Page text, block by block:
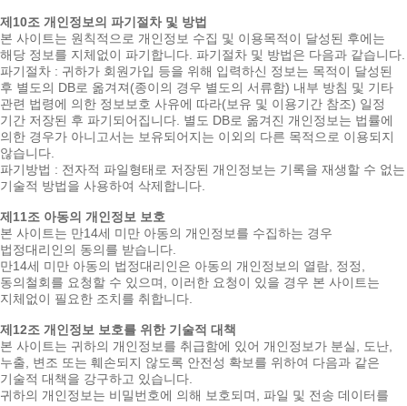
제10조 개인정보의 파기절차 및 방법
본 사이트는 원칙적으로 개인정보 수집 및 이용목적이 달성된 후에는
해당 정보를 지체없이 파기합니다. 파기절차 및 방법은 다음과 같습니다.
파기절차 : 귀하가 회원가입 등을 위해 입력하신 정보는 목적이 달성된
후 별도의 DB로 옮겨져(종이의 경우 별도의 서류함) 내부 방침 및 기타
관련 법령에 의한 정보보호 사유에 따라(보유 및 이용기간 참조) 일정
기간 저장된 후 파기되어집니다. 별도 DB로 옮겨진 개인정보는 법률에
의한 경우가 아니고서는 보유되어지는 이외의 다른 목적으로 이용되지
않습니다.
파기방법 : 전자적 파일형태로 저장된 개인정보는 기록을 재생할 수 없는
기술적 방법을 사용하여 삭제합니다.
제11조 아동의 개인정보 보호
본 사이트는 만14세 미만 아동의 개인정보를 수집하는 경우
법정대리인의 동의를 받습니다.
만14세 미만 아동의 법정대리인은 아동의 개인정보의 열람, 정정,
동의철회를 요청할 수 있으며, 이러한 요청이 있을 경우 본 사이트는
지체없이 필요한 조치를 취합니다.
제12조 개인정보 보호를 위한 기술적 대책
본 사이트는 귀하의 개인정보를 취급함에 있어 개인정보가 분실, 도난,
누출, 변조 또는 훼손되지 않도록 안전성 확보를 위하여 다음과 같은
기술적 대책을 강구하고 있습니다.
귀하의 개인정보는 비밀번호에 의해 보호되며, 파일 및 전송 데이터를